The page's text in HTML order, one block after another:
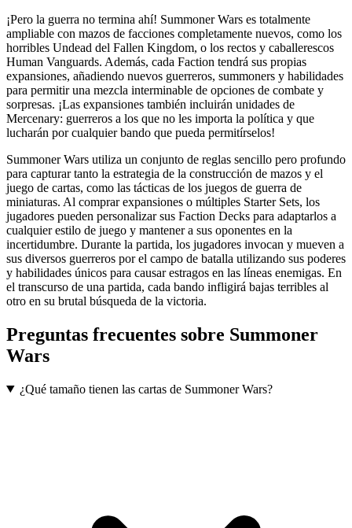
¡Pero la guerra no termina ahí! Summoner Wars es totalmente
ampliable con mazos de facciones completamente nuevos, como los
horribles Undead del Fallen Kingdom, o los rectos y caballerescos
Human Vanguards. Además, cada Faction tendrá sus propias
expansiones, añadiendo nuevos guerreros, summoners y habilidades
para permitir una mezcla interminable de opciones de combate y
sorpresas. ¡Las expansiones también incluirán unidades de
Mercenary: guerreros a los que no les importa la política y que
lucharán por cualquier bando que pueda permitírselos!
Summoner Wars utiliza un conjunto de reglas sencillo pero profundo
para capturar tanto la estrategia de la construcción de mazos y el
juego de cartas, como las tácticas de los juegos de guerra de
miniaturas. Al comprar expansiones o múltiples Starter Sets, los
jugadores pueden personalizar sus Faction Decks para adaptarlos a
cualquier estilo de juego y mantener a sus oponentes en la
incertidumbre. Durante la partida, los jugadores invocan y mueven a
sus diversos guerreros por el campo de batalla utilizando sus poderes
y habilidades únicos para causar estragos en las líneas enemigas. En
el transcurso de una partida, cada bando infligirá bajas terribles al
otro en su brutal búsqueda de la victoria.
Preguntas frecuentes sobre Summoner
Wars
¿Qué tamaño tienen las cartas de Summoner Wars?